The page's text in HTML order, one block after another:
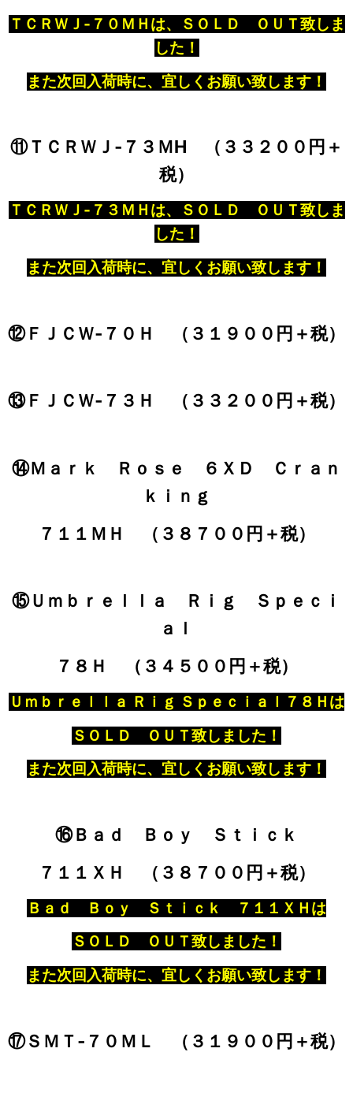
ＴＣＲＷＪ‐７０ＭＨは、ＳＯＬＤ ＯＵＴ致しま
した！
また次回入荷時に、宜しくお願い致します！
⑪ＴＣＲＷＪ‐７３ＭH （３３２００円＋
税）
ＴＣＲＷＪ‐７３ＭＨは、ＳＯＬＤ ＯＵＴ致しま
した！
また次回入荷時に、宜しくお願い致します！
⑫ＦＪＣＷ‐７０Ｈ （３１９００円＋税）
⑬ＦＪＣＷ‐７３Ｈ （３３２００円＋税）
⑭Ｍａｒｋ Ｒｏｓｅ ６ＸＤ Ｃｒａｎ
ｋｉｎｇ
７１１ＭＨ （３８７００円＋税）
⑮Ｕｍｂｒｅｌｌａ Ｒｉｇ Ｓｐｅｃｉ
ａｌ
７８Ｈ （３４５００円＋税）
Ｕｍｂｒｅｌｌａ Ｒｉｇ Ｓｐｅｃｉａｌ７８Ｈは
ＳＯＬＤ ＯＵＴ致しました！
また次回入荷時に、宜しくお願い致します！
⑯Ｂａｄ Ｂｏｙ Ｓｔｉｃｋ
７１１ＸＨ （３８７００円＋税）
Ｂａｄ Ｂｏｙ Ｓｔｉｃｋ ７１１ＸＨは
ＳＯＬＤ ＯＵＴ致しました！
また次回入荷時に、宜しくお願い致します！
⑰ＳＭＴ‐７０ＭＬ （３１９００円＋税）